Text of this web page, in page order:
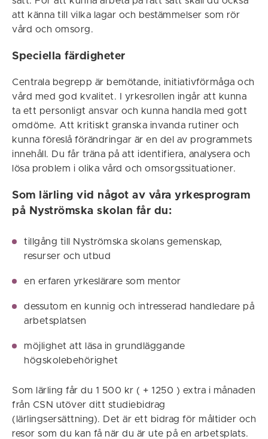
att känna till vilka lagar och bestämmelser som rör
vård och omsorg.
Speciella färdigheter
Centrala begrepp är bemötande, initiativförmåga och
vård med god kvalitet. I yrkesrollen ingår att kunna
ta ett personligt ansvar och kunna handla med gott
omdöme. Att kritiskt granska invanda rutiner och
kunna föreslå förändringar är en del av programmets
innehåll. Du får träna på att identifiera, analysera och
lösa problem i olika vård och omsorgssituationer.
Som lärling vid något av våra yrkesprogram
på Nyströmska skolan får du:
tillgång till Nyströmska skolans gemenskap,
resurser och utbud
en erfaren yrkeslärare som mentor
dessutom en kunnig och intresserad handledare på
arbetsplatsen
möjlighet att läsa in grundläggande
högskolebehörighet
Som lärling får du 1 500 kr ( + 1250 ) extra i månaden
från CSN utöver ditt studiebidrag
(lärlingsersättning). Det är ett bidrag för måltider och
resor som du kan få när du är ute på en arbetsplats.